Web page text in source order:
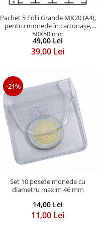
Pachet 5 Folii Grande MK20 (A4),
pentru monede în cartonașe,
50X50 mm
49,00 Lei
39,00 Lei
-21%
Set 10 posete monede cu
diametru maxim 46 mm
14,00 Lei
11,00 Lei